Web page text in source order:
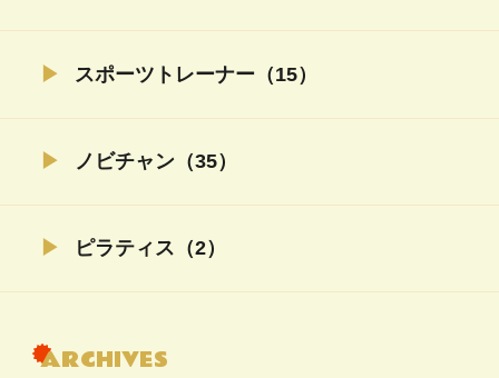
スポーツトレーナー（15）
ノビチャン（35）
ピラティス（2）
ARCHIVES